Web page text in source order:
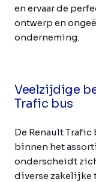
en ervaar de
ontwerp en
onderneming.
Veelzijdige
Trafic bus
De Renault
binnen het
onderscheidt
diverse zakelijke